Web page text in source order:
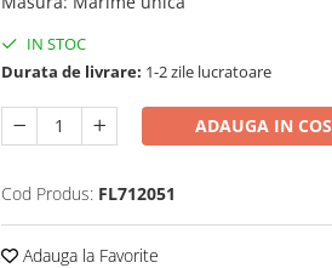
IN STOC
Durata de livrare: 1-2 zile lucratoare
ADAUGA IN COS
Cod Produs: FL712051
Adauga la Favorite